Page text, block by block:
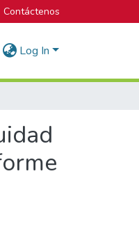
Contáctenos
Log In